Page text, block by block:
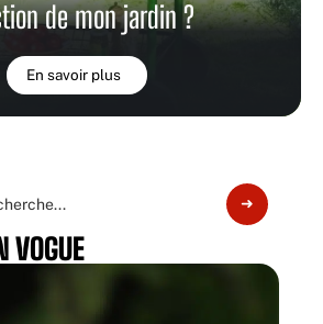
de mon jardin ?
En savoir plus
VOGUE